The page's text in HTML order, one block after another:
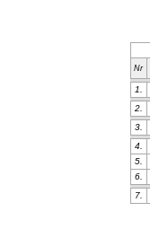
Nr
1.
2.
3.
4.
5.
6.
7.